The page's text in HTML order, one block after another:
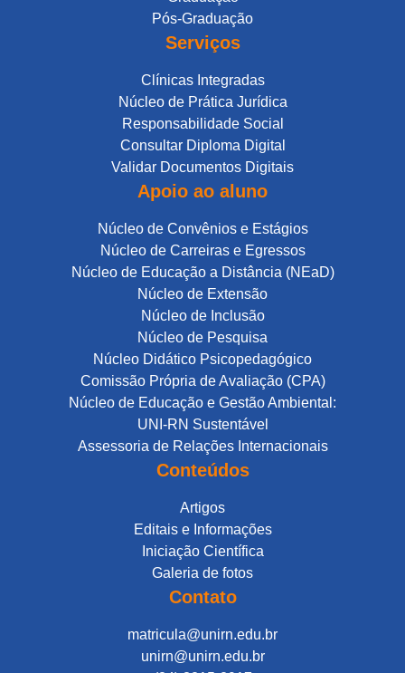
Pós-Graduação
Serviços
Clínicas Integradas
Núcleo de Prática Jurídica
Responsabilidade Social
Consultar Diploma Digital
Validar Documentos Digitais
Apoio ao aluno
Núcleo de Convênios e Estágios
Núcleo de Carreiras e Egressos
Núcleo de Educação a Distância (NEaD)
Núcleo de Extensão
Núcleo de Inclusão
Núcleo de Pesquisa
Núcleo Didático Psicopedagógico
Comissão Própria de Avaliação (CPA)
Núcleo de Educação e Gestão Ambiental:
UNI-RN Sustentável
Assessoria de Relações Internacionais
Conteúdos
Artigos
Editais e Informações
Iniciação Científica
Galeria de fotos
Contato
matricula@unirn.edu.br
unirn@unirn.edu.br